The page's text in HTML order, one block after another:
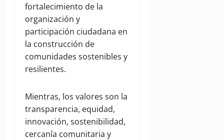
fortalecimiento de la
organización y
participación ciudadana en
la construcción de
comunidades sostenibles y
resilientes.
Mientras, los valores son la
transparencia, equidad,
innovación, sostenibilidad,
cercanía comunitaria y